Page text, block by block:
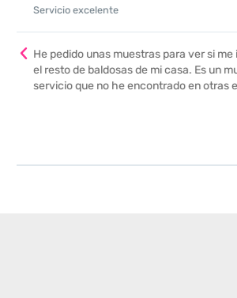
envío fue perfecto pero lo mejor ha
que nos han hecho. Nos guiaron y
escoger los azulejos. Lo aconsejo a